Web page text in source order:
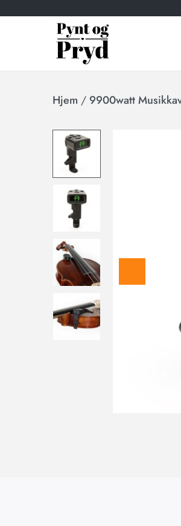
Hjem / 9900watt